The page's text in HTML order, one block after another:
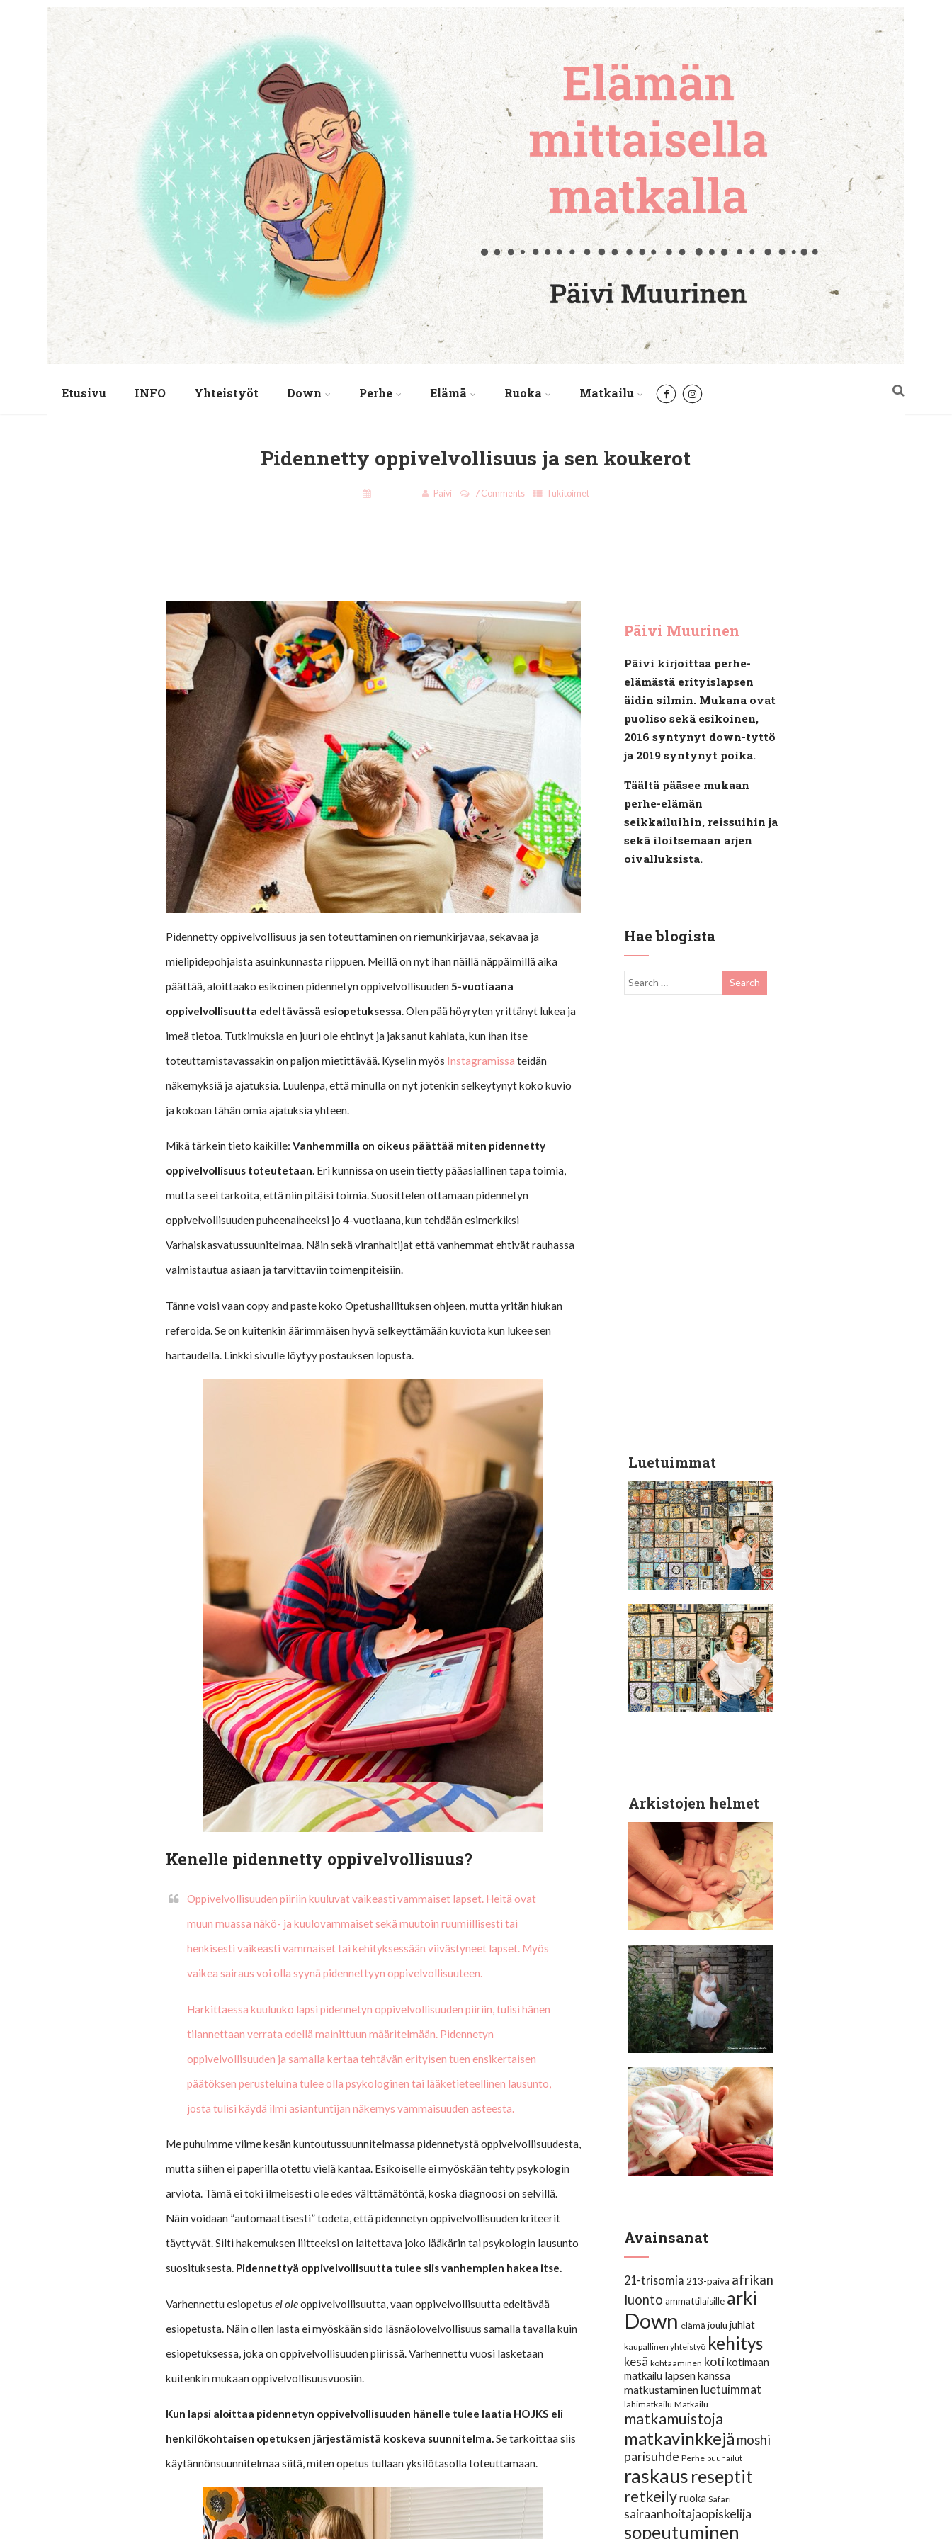
Etusivu INFO Yhteistyöt Down Perhe Elämä Ruoka Matkailu
Pidennetty oppivelvollisuus ja sen koukerot
Päivi 7 Comments Tukitoimet
Pidennetty oppivelvollisuus ja sen toteuttaminen on riemunkirjavaa, sekavaa ja
mielipidepohjaista asuinkunnasta riippuen. Meillä on nyt ihan näillä näppäimillä aika
päättää, aloittaako esikoinen pidennetyn oppivelvollisuuden5-vuotiaana
oppivelvollisuutta edeltävässä esiopetuksessa. Olen pää höyryten yrittänyt lukea ja
imeä tietoa. Tutkimuksia en juuri ole ehtinyt ja jaksanut kahlata, kun ihan itse
toteuttamistavassakin on paljon mietittävää. Kyselin myös Instagramissa teidän
näkemyksiä ja ajatuksia. Luulenpa, että minulla on nyt jotenkin selkeytynyt koko kuvio
ja kokoan tähän omia ajatuksia yhteen.
Mikä tärkein tieto kaikille: Vanhemmilla on oikeus päättää miten pidennetty
oppivelvollisuus toteutetaan. Eri kunnissa on usein tietty pääasiallinen tapa toimia,
mutta se ei tarkoita, että niin pitäisi toimia. Suosittelen ottamaan pidennetyn
oppivelvollisuuden puheenaiheeksi jo 4-vuotiaana, kun tehdään esimerkiksi
Varhaiskasvatussuunitelmaa. Näin sekä viranhaltijat että vanhemmat ehtivät rauhassa
valmistautua asiaan ja tarvittaviin toimenpiteisiin.
Tänne voisi vaan copy and paste koko Opetushallituksen ohjeen, mutta yritän hiukan
referoida. Se on kuitenkin äärimmäisen hyvä selkeyttämään kuviota kun lukee sen
hartaudella. Linkki sivulle löytyy postauksen lopusta.
Kenelle pidennetty oppivelvollisuus?
Oppivelvollisuuden piiriin kuuluvat vaikeasti vammaiset lapset. Heitä ovat
muun muassa näkö- ja kuulovammaiset sekä muutoin ruumiillisesti tai
henkisesti vaikeasti vammaiset tai kehityksessään viivästyneet lapset. Myös
vaikea sairaus voi olla syynä pidennettyyn oppivelvollisuuteen.
Harkittaessa kuuluuko lapsi pidennetyn oppivelvollisuuden piiriin, tulisi hänen
tilannettaan verrata edellä mainittuun määritelmään. Pidennetyn
oppivelvollisuuden ja samalla kertaa tehtävän erityisen tuen ensikertaisen
päätöksen perusteluina tulee olla psykologinen tai lääketieteellinen lausunto,
josta tulisi käydä ilmi asiantuntijan näkemys vammaisuuden asteesta.
Me puhuimme viime kesän kuntoutussuunnitelmassa pidennetystä oppivelvollisuudesta,
mutta siihen ei paperilla otettu vielä kantaa. Esikoiselle ei myöskään tehty psykologin
arviota. Tämä ei toki ilmeisesti ole edes välttämätöntä, koska diagnoosi on selvillä.
Näin voidaan ”automaattisesti” todeta, että pidennetyn oppivelvollisuuden kriteerit
täyttyvät. Silti hakemuksen liitteeksi on laitettava joko lääkärin tai psykologin lausunto
suosituksesta. Pidennettyä oppivelvollisuutta tulee siis vanhempien hakea itse.
Varhennettu esiopetus ei oleoppivelvollisuutta, vaan oppivelvollisuutta edeltävää
esiopetusta. Näin ollen lasta ei myöskään sido läsnäolovelvollisuus samalla tavalla kuin
esiopetuksessa, joka on oppivelvollisuuden piirissä. Varhennettu vuosi lasketaan
kuitenkin mukaan oppivelvollisuusvuosiin.
Kun lapsi aloittaa pidennetyn oppivelvollisuuden hänelle tulee laatia HOJKS eli
henkilökohtaisen opetuksen järjestämistä koskeva suunnitelma.Se tarkoittaa siis
käytännönsuunnitelmaa siitä, miten opetus tullaan yksilötasolla toteuttamaan.
Päivi Muurinen
Päivi kirjoittaa perhe-
elämästä erityislapsen
äidin silmin. Mukana ovat
puoliso sekä esikoinen,
2016 syntynyt down-tyttö
ja 2019 syntynyt poika.
Täältä pääsee mukaan
perhe-elämän
seikkailuihin, reissuihin ja
sekä iloitsemaan arjen
oivalluksista.
Hae blogista
Luetuimmat
Arkistojen helmet
Avainsanat
21-trisomia 213-päivä afrikan
luonto ammattilaisille arki
Down elämä joulu juhlat
kaupallinen yhteistyö kehitys
kesä kohtaaminen kotikotimaan
matkailu lapsen kanssa
matkustaminen luetuimmat
lähimatkailu Matkailu
matkamuistoja
matkavinkkejä moshi
parisuhde Perhe puuhailut
raskaus reseptit
retkeilyruoka Safari
sairaanhoitajaopiskelija
sopeutuminen